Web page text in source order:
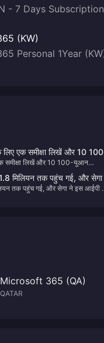
- 7 Days Subscription
(KW)
Personal 1Year
लिए एक समीक्षा लिखें और 10
समीक्षा लिखें और 10 100-युआन
मिलियन तक पहुंच गई, और
है
तक पहुंच गई, और सेगा ने इस आईपी
Microsoft 365 (QA)
QATAR